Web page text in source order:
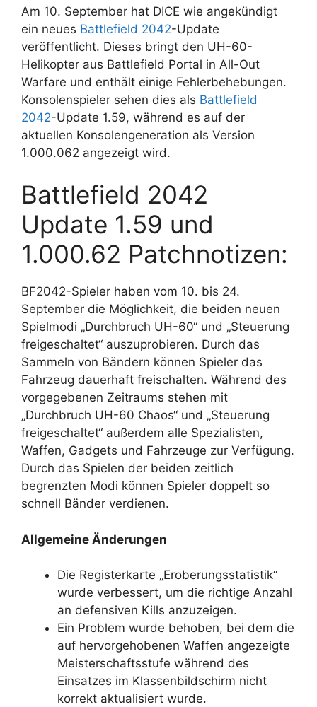
Am 10. September hat DICE wie angekündigt
ein neues Battlefield 2042-Update
veröffentlicht. Dieses bringt den UH-60-
Helikopter aus Battlefield Portal in All-Out
Warfare und enthält einige Fehlerbehebungen.
Konsolenspieler sehen dies als Battlefield
2042-Update 1.59, während es auf der
aktuellen Konsolengeneration als Version
1.000.062 angezeigt wird.
Battlefield 2042
Update 1.59 und
1.000.62 Patchnotizen:
BF2042-Spieler haben vom 10. bis 24.
September die Möglichkeit, die beiden neuen
Spielmodi „Durchbruch UH-60“ und „Steuerung
freigeschaltet“ auszuprobieren. Durch das
Sammeln von Bändern können Spieler das
Fahrzeug dauerhaft freischalten. Während des
vorgegebenen Zeitraums stehen mit
„Durchbruch UH-60 Chaos“ und „Steuerung
freigeschaltet“ außerdem alle Spezialisten,
Waffen, Gadgets und Fahrzeuge zur Verfügung.
Durch das Spielen der beiden zeitlich
begrenzten Modi können Spieler doppelt so
schnell Bänder verdienen.
Allgemeine Änderungen
Die Registerkarte „Eroberungsstatistik“
wurde verbessert, um die richtige Anzahl
an defensiven Kills anzuzeigen.
Ein Problem wurde behoben, bei dem die
auf hervorgehobenen Waffen angezeigte
Meisterschaftsstufe während des
Einsatzes im Klassenbildschirm nicht
korrekt aktualisiert wurde.